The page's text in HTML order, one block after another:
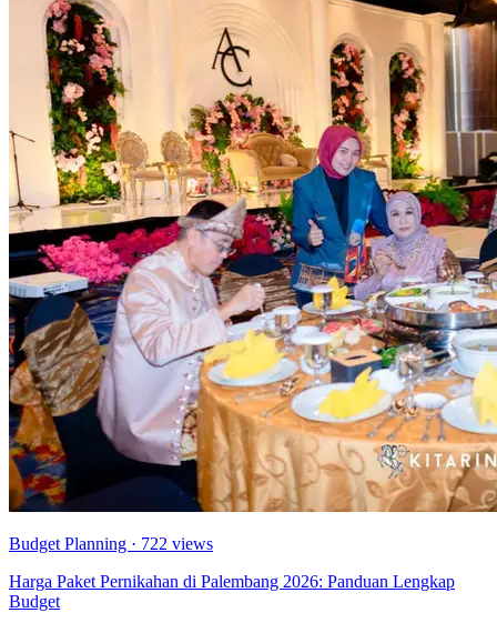
Budget Planning · 722 views
Harga Paket Pernikahan di Palembang 2026: Panduan Lengkap
Budget